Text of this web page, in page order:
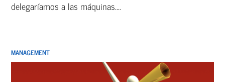
delegaríamos a las máquinas....
MANAGEMENT